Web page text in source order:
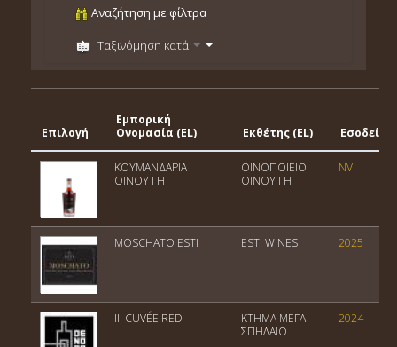
Αναζήτηση με φίλτρα
Ταξινόμηση κατά
Επιλογή
Εμπορική
Ονομασία (EL)
Εκθέτης (EL) Εσοδεία
ΚΟΥΜΑΝΔΑΡΙΑ
ΟΙΝΟΥ ΓΗ
ΟΙΝΟΠΟΙΕΙΟ
ΟΙΝΟΥ ΓΗ
NV
MOSCHATO ESTI ESTI WINES 2025
III CUVÉE RED
ΚΤΗΜΑ ΜΕΓΑ
ΣΠΗΛΑΙΟ
2024